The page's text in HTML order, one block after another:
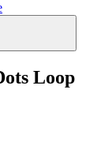
Loop